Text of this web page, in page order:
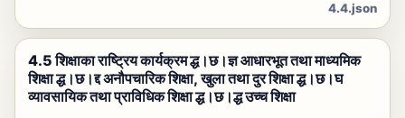
4.4.json
4.5 शिक्षाका राष्ट्रिय कार्यक्रम द्ध।छ।ज्ञ आधारभूत तथा माध्यमिक
शिक्षा द्ध।छ।द्द अनौपचारिक शिक्षा, खुला तथा दुर शिक्षा द्ध।छ।घ
व्यावसायिक तथा प्राविधिक शिक्षा द्ध।छ।द्ध उच्च शिक्षा